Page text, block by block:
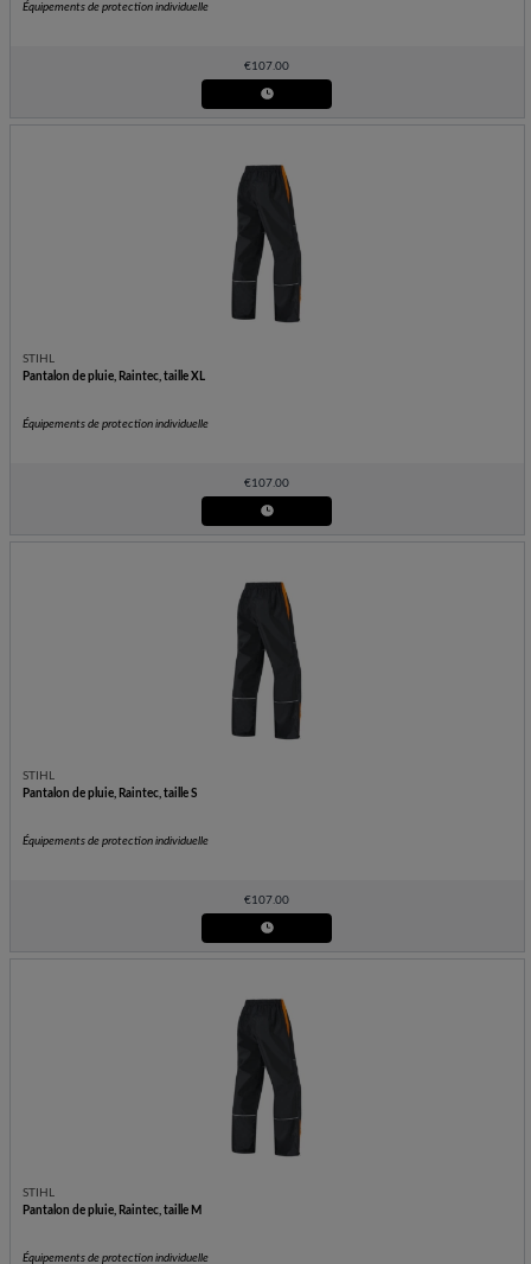
Équipements de protection individuelle
€107.00
STIHL
Pantalon de pluie, Raintec, taille XL
Équipements de protection individuelle
€107.00
STIHL
Pantalon de pluie, Raintec, taille S
Équipements de protection individuelle
€107.00
STIHL
Pantalon de pluie, Raintec, taille M
Équipements de protection individuelle